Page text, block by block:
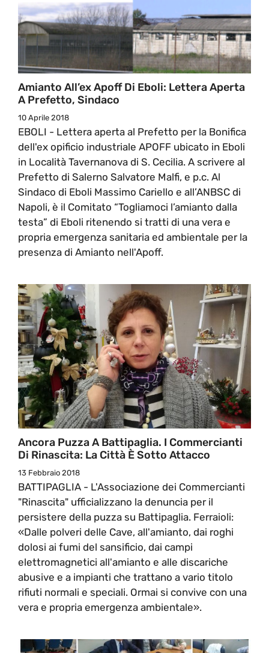
Amianto All’ex Apoff Di Eboli: Lettera Aperta
A Prefetto, Sindaco
10 Aprile 2018
EBOLI - Lettera aperta al Prefetto per la Bonifica
dell'ex opificio industriale APOFF ubicato in Eboli
in Località Tavernanova di S. Cecilia. A scrivere al
Prefetto di Salerno Salvatore Malfi, e p.c. Al
Sindaco di Eboli Massimo Cariello e all’ANBSC di
Napoli, è il Comitato “Togliamoci l’amianto dalla
testa” di Eboli ritenendo si tratti di una vera e
propria emergenza sanitaria ed ambientale per la
presenza di Amianto nell'Apoff.
Ancora Puzza A Battipaglia. I Commercianti
Di Rinascita: La Città È Sotto Attacco
13 Febbraio 2018
BATTIPAGLIA - L'Associazione dei Commercianti
"Rinascita" ufficializzano la denuncia per il
persistere della puzza su Battipaglia. Ferraioli:
«Dalle polveri delle Cave, all'amianto, dai roghi
dolosi ai fumi del sansificio, dai campi
elettromagnetici all'amianto e alle discariche
abusive e a impianti che trattano a vario titolo
rifiuti normali e speciali. Ormai si convive con una
vera e propria emergenza ambientale».